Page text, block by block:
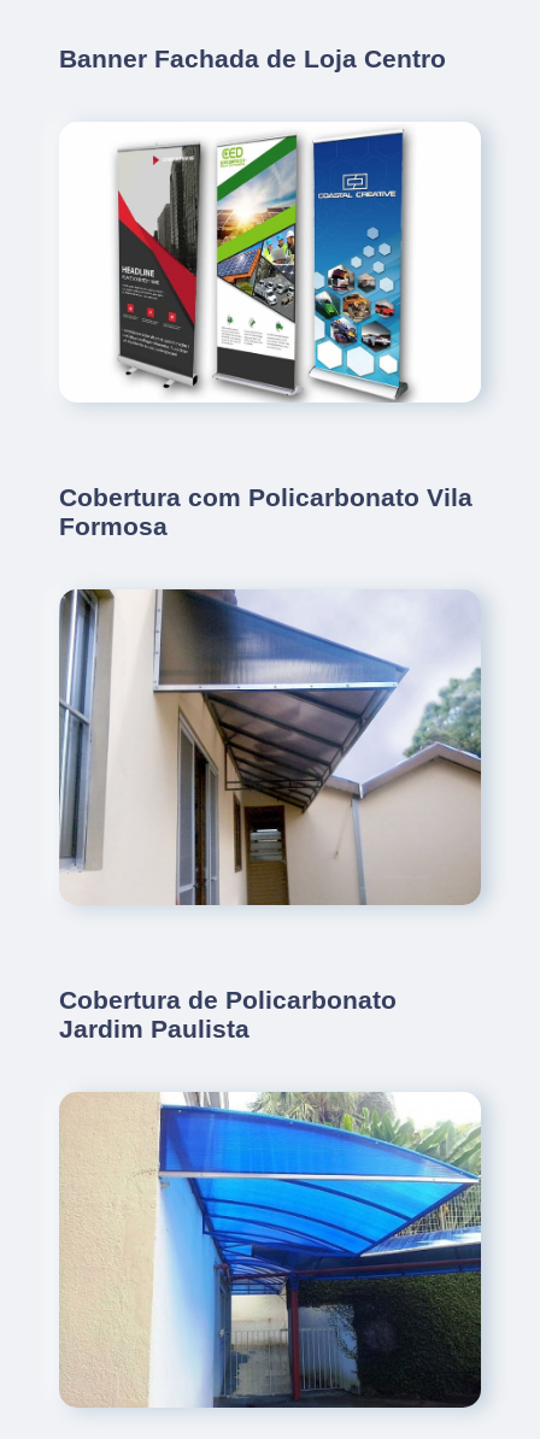
Banner Fachada de Loja Centro
Cobertura com Policarbonato Vila
Formosa
Cobertura de Policarbonato
Jardim Paulista